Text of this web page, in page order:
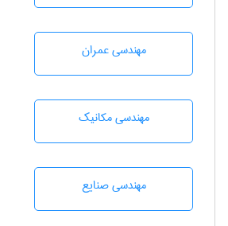
مهندسی عمران
مهندسی مکانیک
مهندسی صنايع